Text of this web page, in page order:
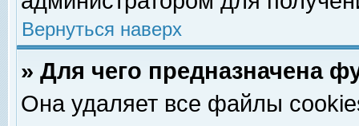
Вернуться наверх
» Для чего предназначена
Она удаляет все файлы